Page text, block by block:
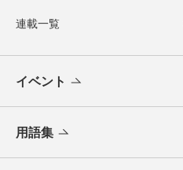
連載一覧
イベント
用語集